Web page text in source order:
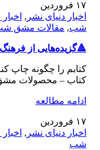
۱۷ فروردین
اخبار دنیای نشر ,
شب, مقالات مشق
🔺️گزیده‌هایی از
کتابم را چگونه چاپ
کتاب – محصولات
ادامه مطالعه
۱۷ فروردین
اخبار دنیای نشر ,
شب